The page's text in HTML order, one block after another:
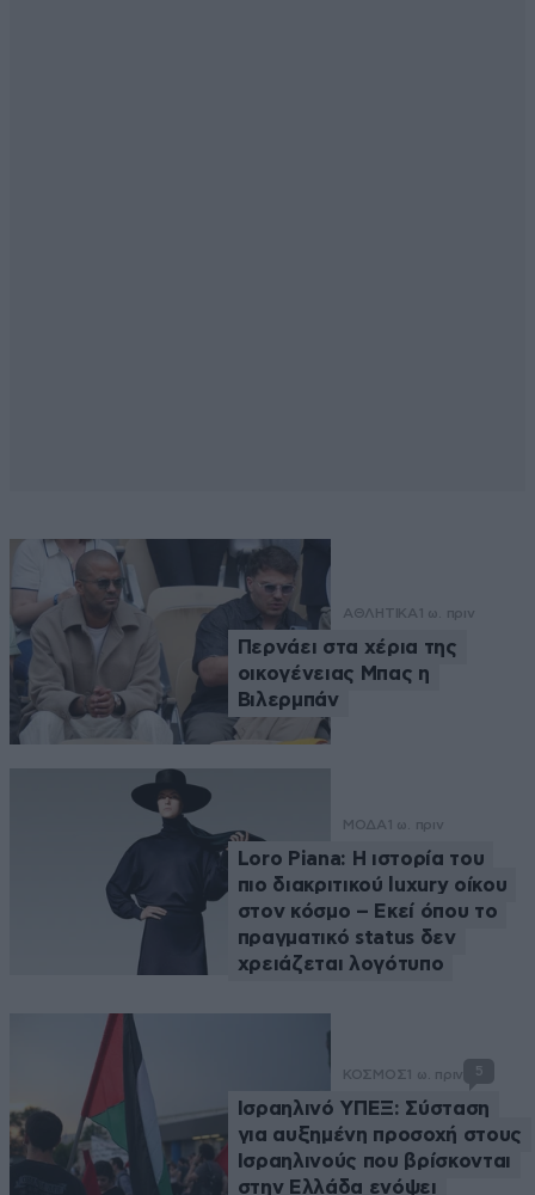
ΑΘΛΗΤΙΚΑ 1 ω. πριν
Περνάει στα χέρια της
οικογένειας Μπας η
Βιλερμπάν
ΜΟΔΑ 1 ω. πριν
Loro Piana: Η ιστορία του
πιο διακριτικού luxury οίκου
στον κόσμο – Εκεί όπου το
πραγματικό status δεν
χρειάζεται λογότυπο
ΚΟΣΜΟΣ 1 ω. πριν 5
Ισραηλινό ΥΠΕΞ: Σύσταση
για αυξημένη προσοχή στους
Ισραηλινούς που βρίσκονται
στην Ελλάδα ενόψει